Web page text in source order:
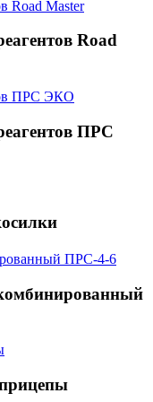
Road Master
Road
ПРС ЭКО
ПРС
ПРС-4-6